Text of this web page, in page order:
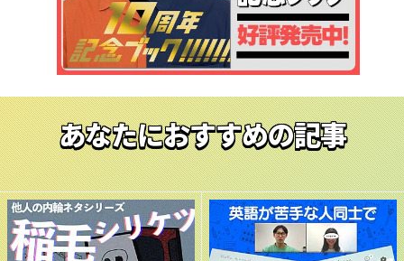
あなたにおすすめの記事